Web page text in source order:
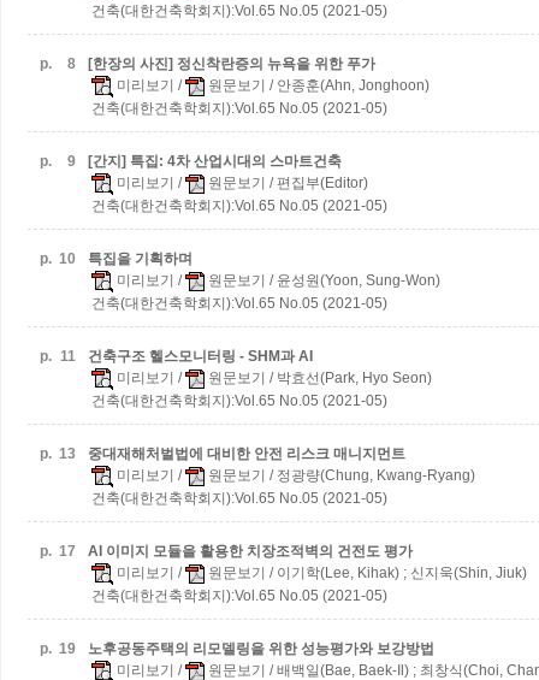
건축(대한건축학회지):Vol.65 No.05 (2021-05)
p. 8
[한장의 사진] 정신착란증의 뉴욕을 위한 푸가
미리보기 / 원문보기 / 안종훈(Ahn, Jonghoon)
건축(대한건축학회지):Vol.65 No.05 (2021-05)
p. 9
[간지] 특집: 4차 산업시대의 스마트건축
미리보기 / 원문보기 / 편집부(Editor)
건축(대한건축학회지):Vol.65 No.05 (2021-05)
p. 10
특집을 기획하며
미리보기 / 원문보기 / 윤성원(Yoon, Sung-Won)
건축(대한건축학회지):Vol.65 No.05 (2021-05)
p. 11
건축구조 헬스모니터링 - SHM과 AI
미리보기 / 원문보기 / 박효선(Park, Hyo Seon)
건축(대한건축학회지):Vol.65 No.05 (2021-05)
p. 13
중대재해처벌법에 대비한 안전 리스크 매니지먼트
미리보기 / 원문보기 / 정광량(Chung, Kwang-Ryang)
건축(대한건축학회지):Vol.65 No.05 (2021-05)
p. 17
AI 이미지 모듈을 활용한 치장조적벽의 건전도 평가
미리보기 / 원문보기 / 이기학(Lee, Kihak) ; 신지욱(Shin, Jiuk)
건축(대한건축학회지):Vol.65 No.05 (2021-05)
p. 19
노후공동주택의 리모델링을 위한 성능평가와 보강방법
미리보기 / 원문보기 / 배백일(Bae, Baek-Il) ; 최창식(Choi,